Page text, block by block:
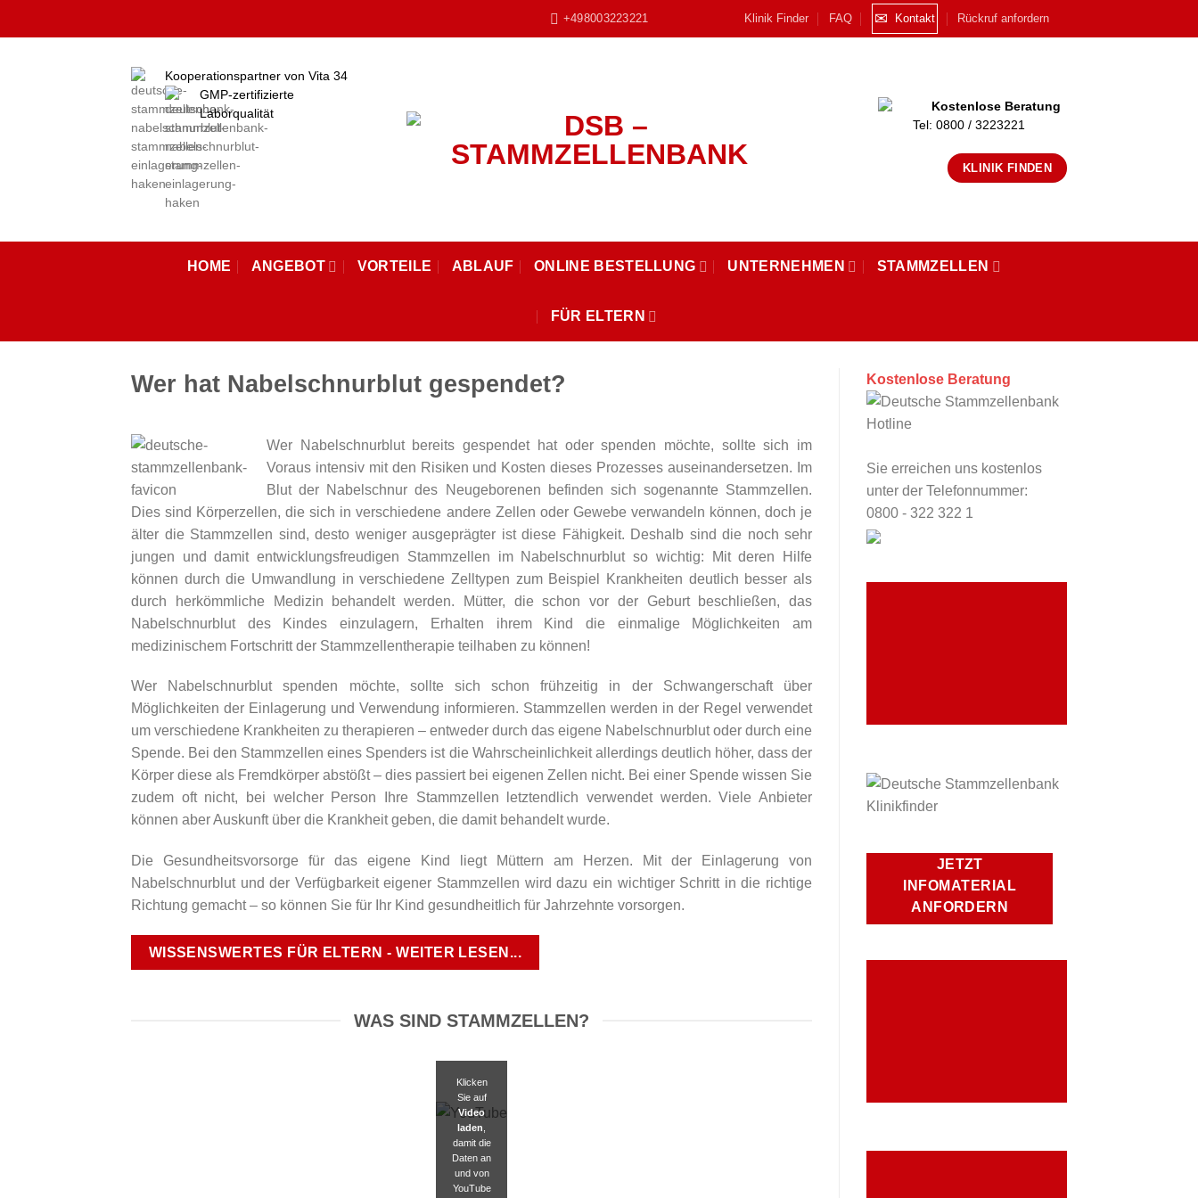
+498003223221 Klinik Finder FAQ ✉ Kontakt Rückruf anfordern
Kooperationspartner von Vita 34
GMP-zertifizierte
Laborqualität
Kostenlose Beratung
Tel: 0800 / 3223221
KLINIK FINDEN
HOME ANGEBOT VORTEILE ABLAUF ONLINE BESTELLUNG UNTERNEHMEN STAMMZELLEN
FÜR ELTERN
Wer hat Nabelschnurblut gespendet?
Wer Nabelschnurblut bereits gespendet hat oder spenden möchte, sollte sich im
Voraus intensiv mit den Risiken und Kosten dieses Prozesses auseinandersetzen. Im
Blut der Nabelschnur des Neugeborenen befinden sich sogenannte Stammzellen.
Dies sind Körperzellen, die sich in verschiedene andere Zellen oder Gewebe verwandeln können, doch je
älter die Stammzellen sind, desto weniger ausgeprägter ist diese Fähigkeit. Deshalb sind die noch sehr
jungen und damit entwicklungsfreudigen Stammzellen im Nabelschnurblut so wichtig: Mit deren Hilfe
können durch die Umwandlung in verschiedene Zelltypen zum Beispiel Krankheiten deutlich besser als
durch herkömmliche Medizin behandelt werden. Mütter, die schon vor der Geburt beschließen, das
Nabelschnurblut des Kindes einzulagern, Erhalten ihrem Kind die einmalige Möglichkeiten am
medizinischem Fortschritt der Stammzellentherapie teilhaben zu können!
Wer Nabelschnurblut spenden möchte, sollte sich schon frühzeitig in der Schwangerschaft über
Möglichkeiten der Einlagerung und Verwendung informieren. Stammzellen werden in der Regel verwendet
um verschiedene Krankheiten zu therapieren – entweder durch das eigene Nabelschnurblut oder durch eine
Spende. Bei den Stammzellen eines Spenders ist die Wahrscheinlichkeit allerdings deutlich höher, dass der
Körper diese als Fremdkörper abstößt – dies passiert bei eigenen Zellen nicht. Bei einer Spende wissen Sie
zudem oft nicht, bei welcher Person Ihre Stammzellen letztendlich verwendet werden. Viele Anbieter
können aber Auskunft über die Krankheit geben, die damit behandelt wurde.
Die Gesundheitsvorsorge für das eigene Kind liegt Müttern am Herzen. Mit der Einlagerung von
Nabelschnurblut und der Verfügbarkeit eigener Stammzellen wird dazu ein wichtiger Schritt in die richtige
Richtung gemacht – so können Sie für Ihr Kind gesundheitlich für Jahrzehnte vorsorgen.
WISSENSWERTES FÜR ELTERN - WEITER LESEN...
WAS SIND STAMMZELLEN?
Klicken
Sie auf
Video
laden
damit die
Daten an
und von
YouTube
Kostenlose Beratung
Sie erreichen uns kostenlos
unter der Telefonnummer:
0800 - 322 322 1
JETZT
INFOMATERIAL
ANFORDERN